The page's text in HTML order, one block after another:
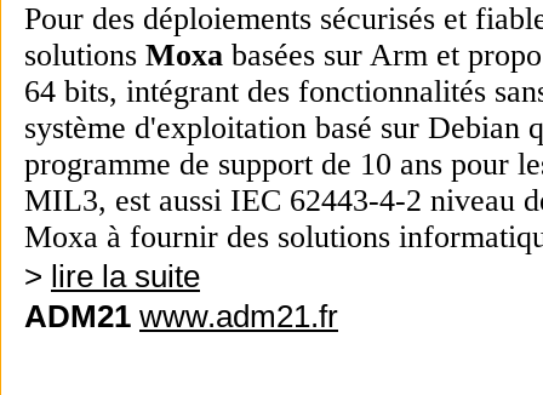
Pour des déploiements sécurisés et
solutions Moxa basées sur Arm et
64 bits, intégrant des fonctionnalités
système d'exploitation basé sur Debian
programme de support de 10 ans pour
MIL3, est aussi IEC 62443-4-2 niveau
Moxa à fournir des solutions
> lire la suite
ADM21 www.adm21.fr